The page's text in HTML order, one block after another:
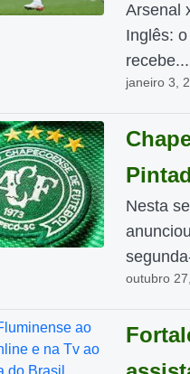
Arsenal
Inglês:
recebe...
janeiro 3,
Nesta
outubro